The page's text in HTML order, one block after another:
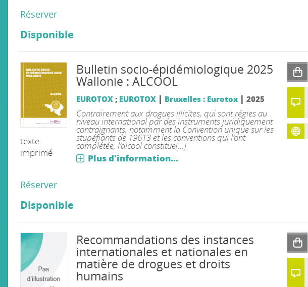
Réserver
Disponible
texte
imprimé
Bulletin socio-épidémiologique 2025
Wallonie : ALCOOL
EUROTOX; EUROTOX | Bruxelles : Eurotox| 2025
Contrairement aux drogues illicites, qui sont régies au
niveau international par des instruments juridiquement
contraignants, notamment la Convention unique sur les
stupéfiants de 19613 et les conventions qui l’ont
complétée, l’alcool constitue[...]
Plus d'information...
Réserver
Disponible
Recommandations des instances
internationales et nationales en
matière de drogues et droits
humains